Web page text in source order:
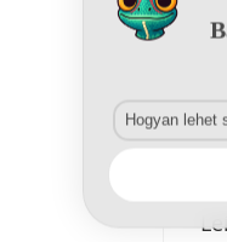
Hogyan lehet